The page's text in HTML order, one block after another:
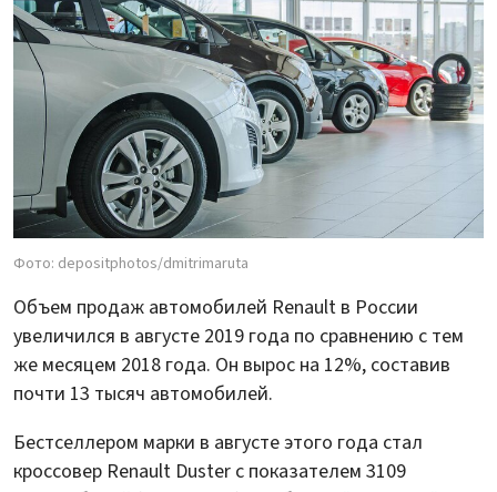
Фото: depositphotos/dmitrimaruta
Объем продаж автомобилей Renault в России
увеличился в августе 2019 года по сравнению с тем
же месяцем 2018 года. Он вырос на 12%, составив
почти 13 тысяч автомобилей.
Бестселлером марки в августе этого года стал
кроссовер Renault Duster с показателем 3109